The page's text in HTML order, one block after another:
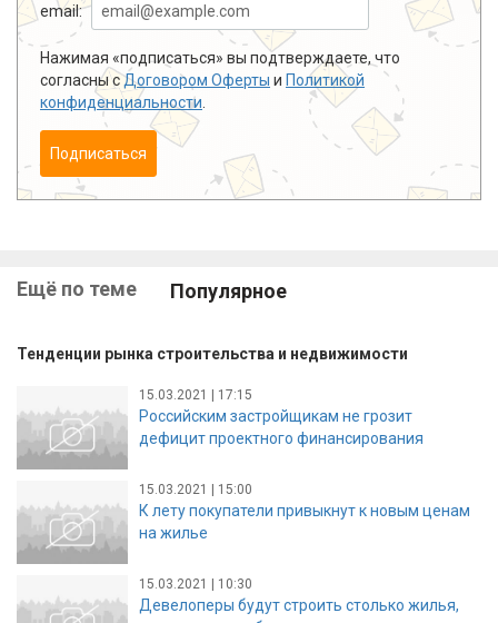
email:
Нажимая «подписаться» вы подтверждаете, что
согласны сДоговором Оферты и Политикой
конфиденциальности
Подписаться
Ещё по теме Популярное
Тенденции рынка строительства и недвижимости
15.03.2021 | 17:15
Российским застройщикам не грозит
дефицит проектного финансирования
15.03.2021 | 15:00
К лету покупатели привыкнут к новым ценам
на жилье
15.03.2021 | 10:30
Девелоперы будут строить столько жилья,